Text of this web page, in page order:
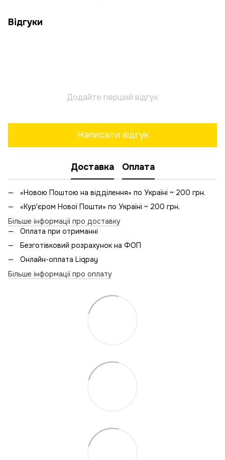
Відгуки
Додайте перший відгук
Написати відгук
Доставка Оплата
«Новою Поштою на відділення» по Україні ~ 200 грн.
«Кур'єром Нової Пошти» по Україні ~ 200 грн.
Більше інформації про доставку
Оплата при отриманні
Безготівковий розрахунок на ФОП
Онлайн-оплата Liqpay
Більше інформації про оплату